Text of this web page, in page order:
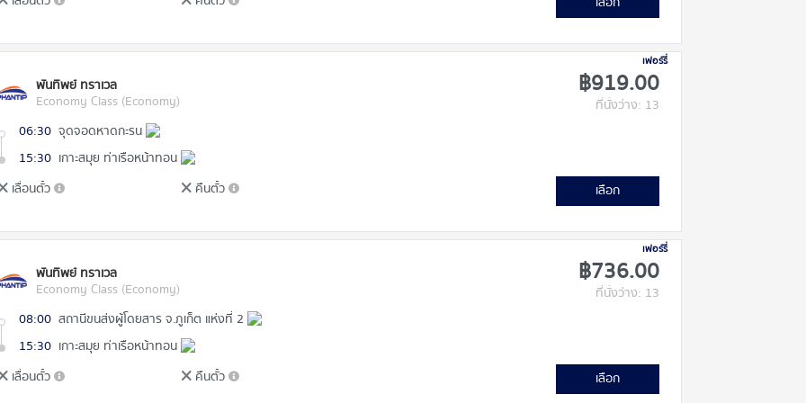
เฟอร์รี่
พันทิพย์ ทราเวล
Economy Class (Economy)
฿919.00
ที่นั่งว่าง: 13
06:30 จุดจอดหาดกะรน
15:30 เกาะสมุย ท่าเรือหน้าทอน
เลื่อนตั๋ว
คืนตั๋ว เลือก
เฟอร์รี่
พันทิพย์ ทราเวล
Economy Class (Economy)
฿736.00
ที่นั่งว่าง: 13
08:00 สถานีขนส่งผู้โดยสาร จ.ภูเก็ต แห่งที่ 2
15:30 เกาะสมุย ท่าเรือหน้าทอน
เลื่อนตั๋ว
คืนตั๋ว เลือก